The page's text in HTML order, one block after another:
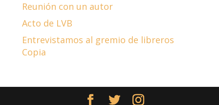
Reunión con un autor
Acto de LVB
Entrevistamos al gremio de libreros
Copia